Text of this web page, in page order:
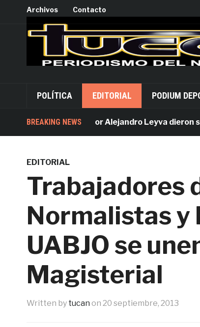
Archivos Contacto
POLÍTICA EDITORIAL PODIUM
BREAKING NEWS
Acusados por Alejandro Leyva dieron su
EDITORIAL
Trabajadores
Normalistas y
UABJO se
Magisterial
Written by tucan on 20 septiembre, 2013